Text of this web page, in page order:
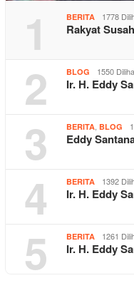
1 BERITA 1778
Rakyat
2 BLOG 1550
Ir. H. Eddy
3 BERITA BLOG
Eddy
4 BERITA 1392
Ir. H. Eddy
5 BERITA 1261
Ir. H. Eddy